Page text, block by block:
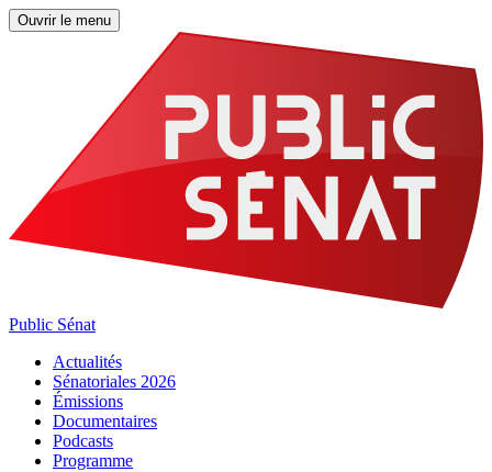
Ouvrir le menu
Public Sénat
Actualités
Sénatoriales 2026
Émissions
Documentaires
Podcasts
Programme